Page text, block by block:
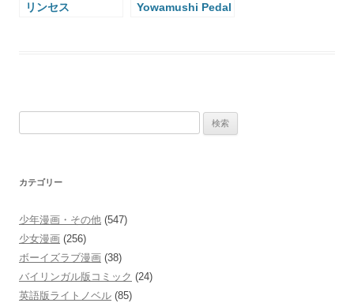
リンセス
Yowamushi Pedal
カテゴリー
少年漫画・その他 (547)
少女漫画 (256)
ボーイズラブ漫画 (38)
バイリンガル版コミック (24)
英語版ライトノベル (85)